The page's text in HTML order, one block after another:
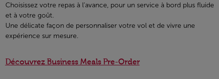
Choisissez votre repas à l’avance, pour un service à bord plus fluide
et à votre goût.
Une délicate façon de personnaliser votre vol et de vivre une
expérience sur mesure.
Découvrez Business Meals Pre-Order